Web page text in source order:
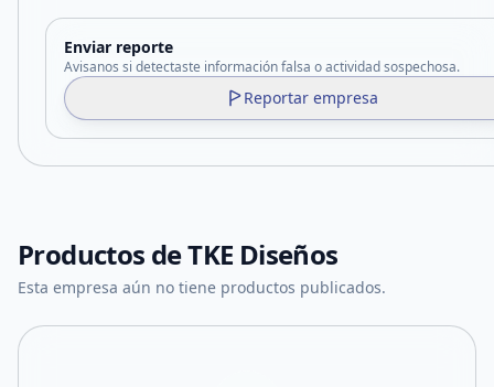
Enviar reporte
Avisanos si detectaste información falsa o actividad sospechosa.
Reportar empresa
Productos deTKE Diseños
Esta empresa aún no tiene productos publicados.